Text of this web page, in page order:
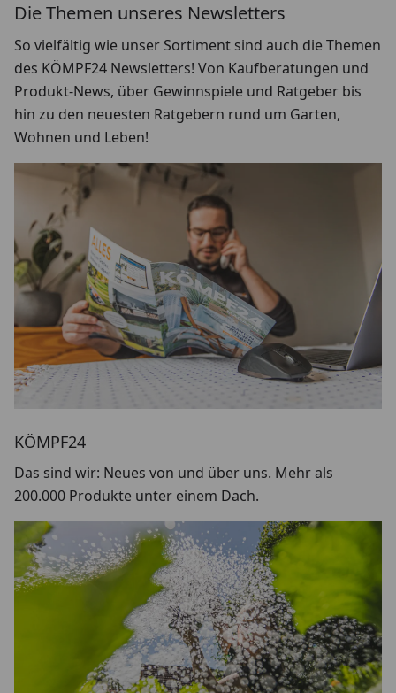
Die Themen unseres Newsletters
So vielfältig wie unser Sortiment sind auch die Themen
des KÖMPF24 Newsletters! Von Kaufberatungen und
Produkt-News, über Gewinnspiele und Ratgeber bis
hin zu den neuesten Ratgebern rund um Garten,
Wohnen und Leben!
KÖMPF24
Das sind wir: Neues von und über uns. Mehr als
200.000 Produkte unter einem Dach.